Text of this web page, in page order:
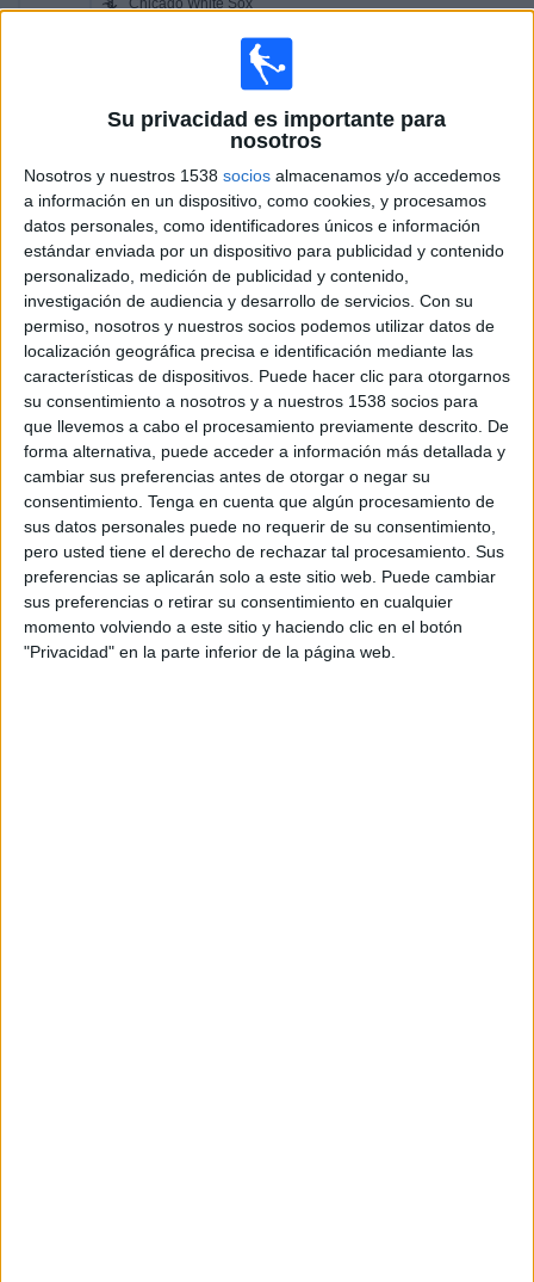
Su privacidad es importante para
nosotros
Nosotros y nuestros 1538 socios almacenamos y/o accedemos
a información en un dispositivo, como cookies, y procesamos
datos personales, como identificadores únicos e información
estándar enviada por un dispositivo para publicidad y contenido
personalizado, medición de publicidad y contenido,
investigación de audiencia y desarrollo de servicios. Con su
permiso, nosotros y nuestros socios podemos utilizar datos de
localización geográfica precisa e identificación mediante las
características de dispositivos. Puede hacer clic para otorgarnos
su consentimiento a nosotros y a nuestros 1538 socios para
que llevemos a cabo el procesamiento previamente descrito. De
forma alternativa, puede acceder a información más detallada y
cambiar sus preferencias antes de otorgar o negar su
consentimiento. Tenga en cuenta que algún procesamiento de
sus datos personales puede no requerir de su consentimiento,
pero usted tiene el derecho de rechazar tal procesamiento. Sus
preferencias se aplicarán solo a este sitio web. Puede cambiar
sus preferencias o retirar su consentimiento en cualquier
momento volviendo a este sitio y haciendo clic en el botón
"Privacidad" en la parte inferior de la página web.
Chicago White Sox
Fanatiz (Míralo en vivo)
Atlanta Braves
BeisbolPlay
20:00 LMB
Pericos de Puebla
El Águila de Veracruz
Clarosports.com Claro Sports YouTube
Pluto TV
1Baseball Network
BeisbolPlay
Fanatiz (Míralo en vivo)
Claro Sports
20:40 MLB
Arizona Diamondbacks
San Diego Padres
1Baseball Network
BeisbolPlay
Fanatiz (Míralo en vivo)